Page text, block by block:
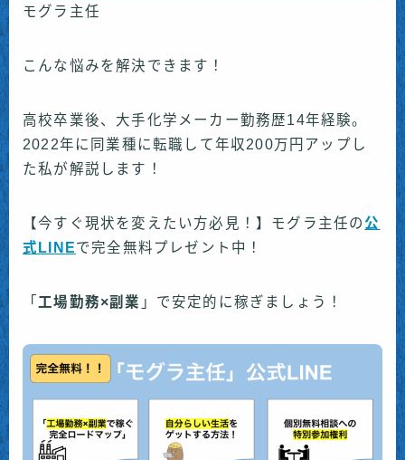
モグラ主任
こんな悩みを解決できます！
高校卒業後、大手化学メーカー勤務歴14年経験。
2022年に同業種に転職して年収200万円アップし
た私が解説します！
【今すぐ現状を変えたい方必見！】モグラ主任の公
式LINEで完全無料プレゼント中！
「 工場勤務×副業 」で安定的に稼ぎましょう！